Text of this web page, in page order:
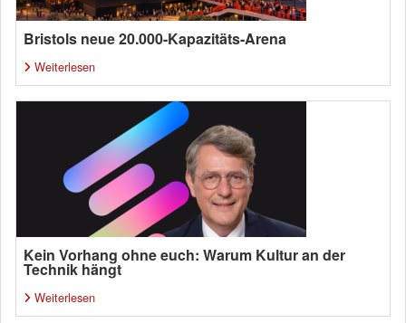
Bristols neue 20.000-Kapazitäts-Arena
Weiterlesen
Kein Vorhang ohne euch: Warum Kultur an der
Technik hängt
Weiterlesen